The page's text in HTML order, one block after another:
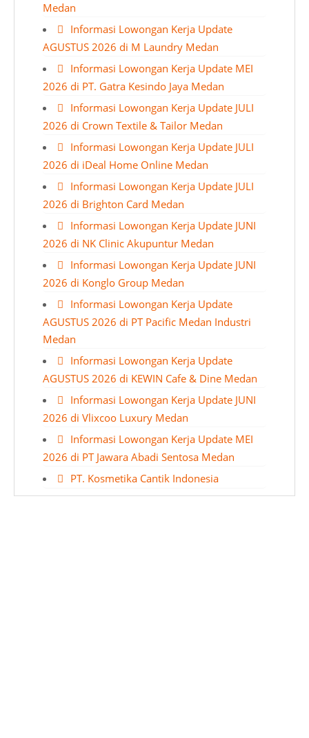
Medan
Informasi Lowongan Kerja Update
AGUSTUS 2026 di M Laundry Medan
Informasi Lowongan Kerja Update MEI
2026 di PT. Gatra Kesindo Jaya Medan
Informasi Lowongan Kerja Update JULI
2026 di Crown Textile & Tailor Medan
Informasi Lowongan Kerja Update JULI
2026 di iDeal Home Online Medan
Informasi Lowongan Kerja Update JULI
2026 di Brighton Card Medan
Informasi Lowongan Kerja Update JUNI
2026 di NK Clinic Akupuntur Medan
Informasi Lowongan Kerja Update JUNI
2026 di Konglo Group Medan
Informasi Lowongan Kerja Update
AGUSTUS 2026 di PT Pacific Medan Industri
Medan
Informasi Lowongan Kerja Update
AGUSTUS 2026 di KEWIN Cafe & Dine Medan
Informasi Lowongan Kerja Update JUNI
2026 di Vlixcoo Luxury Medan
Informasi Lowongan Kerja Update MEI
2026 di PT Jawara Abadi Sentosa Medan
PT. Kosmetika Cantik Indonesia